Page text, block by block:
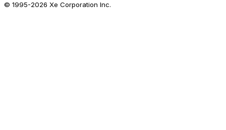
© 1995-2026 Xe Corporation Inc.